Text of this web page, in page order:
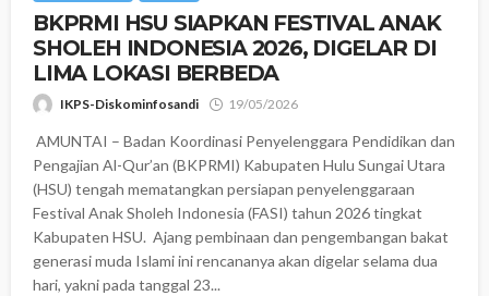
‎BKPRMI HSU SIAPKAN FESTIVAL ANAK
SHOLEH INDONESIA 2026, DIGELAR DI
LIMA LOKASI BERBEDA
IKPS-Diskominfosandi 19/05/2026
‎ ‎AMUNTAI – Badan Koordinasi Penyelenggara Pendidikan dan
Pengajian Al-Qur’an (BKPRMI) Kabupaten Hulu Sungai Utara
(HSU) tengah mematangkan persiapan penyelenggaraan
Festival Anak Sholeh Indonesia (FASI) tahun 2026 tingkat
Kabupaten HSU. ‎ ‎Ajang pembinaan dan pengembangan bakat
generasi muda Islami ini rencananya akan digelar selama dua
hari, yakni pada tanggal 23...